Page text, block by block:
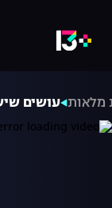
מלאות עושים שישי עם